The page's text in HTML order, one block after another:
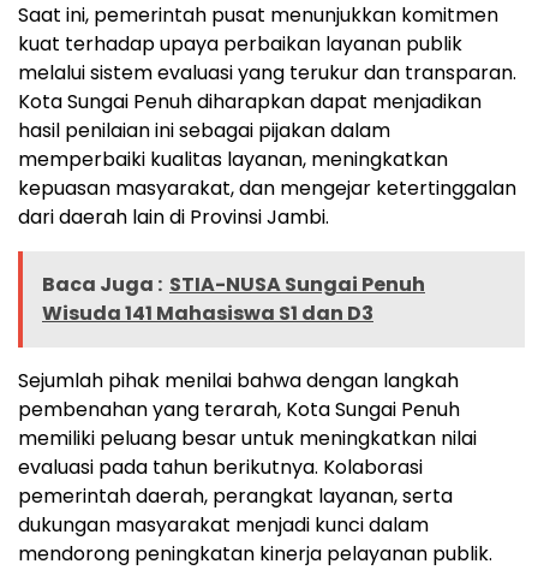
Saat ini, pemerintah pusat menunjukkan komitmen
kuat terhadap upaya perbaikan layanan publik
melalui sistem evaluasi yang terukur dan transparan.
Kota Sungai Penuh diharapkan dapat menjadikan
hasil penilaian ini sebagai pijakan dalam
memperbaiki kualitas layanan, meningkatkan
kepuasan masyarakat, dan mengejar ketertinggalan
dari daerah lain di Provinsi Jambi.
Baca Juga : STIA-NUSA Sungai Penuh
Wisuda 141 Mahasiswa S1 dan D3
Sejumlah pihak menilai bahwa dengan langkah
pembenahan yang terarah, Kota Sungai Penuh
memiliki peluang besar untuk meningkatkan nilai
evaluasi pada tahun berikutnya. Kolaborasi
pemerintah daerah, perangkat layanan, serta
dukungan masyarakat menjadi kunci dalam
mendorong peningkatan kinerja pelayanan publik.